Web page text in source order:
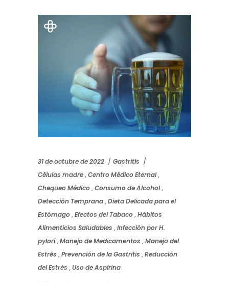
31 de octubre de 2022
Gastritis
Células madre,Centro Médico Eternal,
Chequeo Médico,Consumo de Alcohol,
Detección Temprana,Dieta Delicada para el
Estómago,Efectos del Tabaco,Hábitos
Alimenticios Saludables ,Infección por H.
pylori,Manejo de Medicamentos ,Manejo del
Estrés ,Prevención de la Gastritis ,Reducción
del Estrés ,Uso de Aspirina